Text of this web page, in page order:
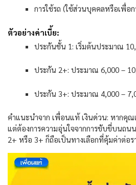
การใช้รถ (ใช้ส่วนบุคคลหรือเพื่อ
ตัวอย่างค่าเบี้ย:
ประกันชั้น 1: เริ่มต้นประมาณ
ประกัน 2+: ประมาณ 6,000 –
ประกัน 3+: ประมาณ 4,000 –
คำแนะนำจาก เพื่อนแท้ เงินด่วน: หากคุณ
แต่ต้องการความอุ่นใจจากการขับขี่บนถนน
2+ หรือ 3+ ก็ถือเป็นทางเลือกที่คุ้มค่าต่อร